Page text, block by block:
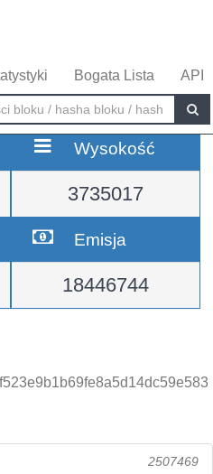
Bogata Lista API
Wysokość
3735017
Emisja
18446744
2507469